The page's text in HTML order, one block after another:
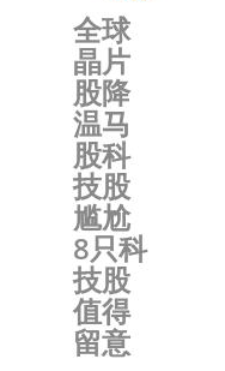
全球
晶片
股降
温马
股科
技股
尴尬
8只科
技股
值得
留意